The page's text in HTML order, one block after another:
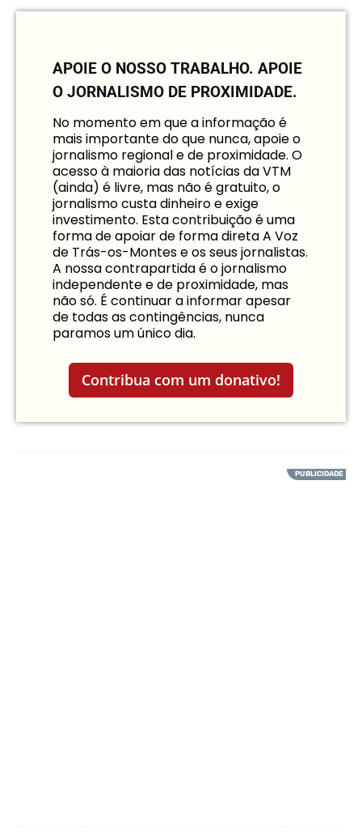
APOIE O NOSSO TRABALHO. APOIE
O JORNALISMO DE PROXIMIDADE.
No momento em que a informação é
mais importante do que nunca, apoie o
jornalismo regional e de proximidade. O
acesso à maioria das notícias da VTM
(ainda) é livre, mas não é gratuito, o
jornalismo custa dinheiro e exige
investimento. Esta contribuição é uma
forma de apoiar de forma direta A Voz
de Trás-os-Montes e os seus jornalistas.
A nossa contrapartida é o jornalismo
independente e de proximidade, mas
não só. É continuar a informar apesar
de todas as contingências, nunca
paramos um único dia.
Contribua com um donativo!